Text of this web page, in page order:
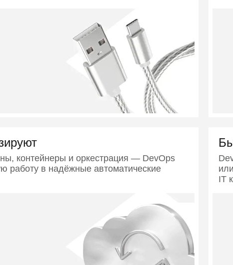
контейнеры и оркестрация — DevOps
работу в надёжные автоматические
IT